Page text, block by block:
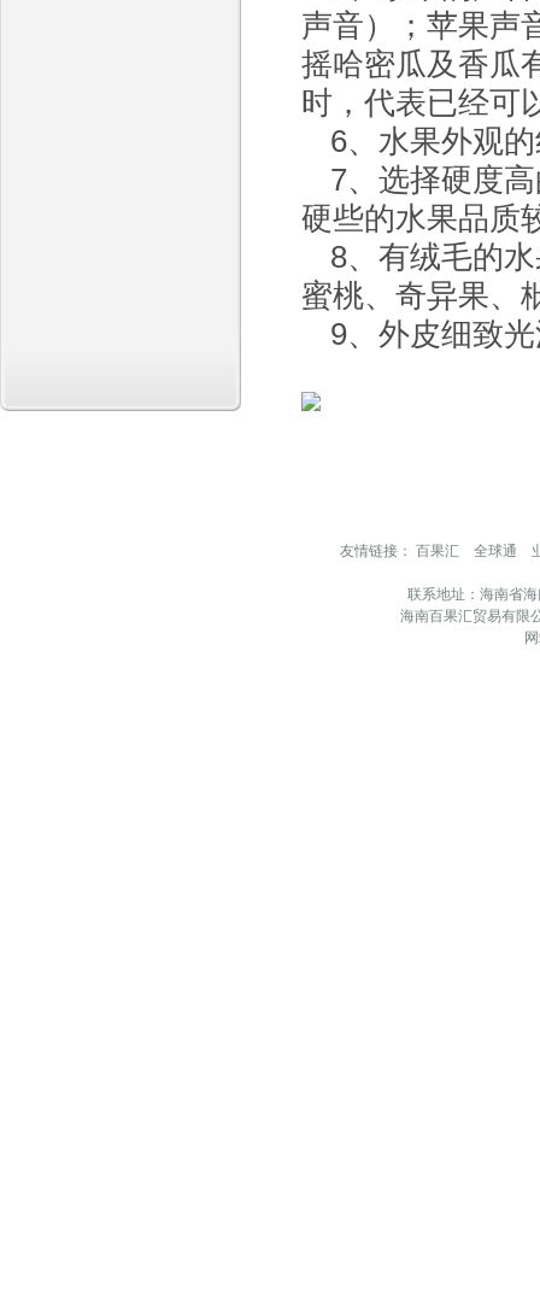
声音）；苹果声
摇哈密瓜及香瓜
时，代表已经可
6、水果外观
7、选择硬度
硬些的水果品质
8、有绒毛的
蜜桃、奇异果、
9、外皮细致
友情链接： 百果汇 全球通
联系地址：海南省
海南百果汇贸易有限